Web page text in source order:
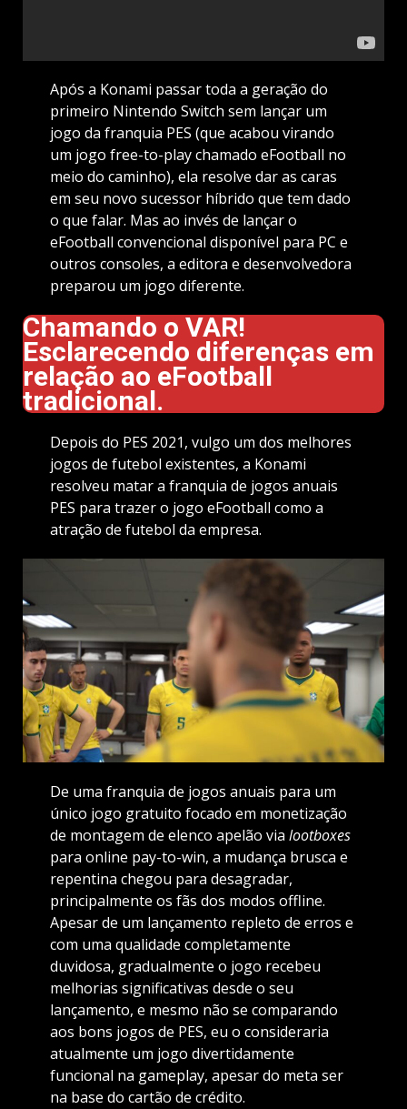
Após a Konami passar toda a geração do
primeiro Nintendo Switch sem lançar um
jogo da franquia PES (que acabou virando
um jogo free-to-play chamado eFootball no
meio do caminho), ela resolve dar as caras
em seu novo sucessor híbrido que tem dado
o que falar. Mas ao invés de lançar o
eFootball convencional disponível para PC e
outros consoles, a editora e desenvolvedora
preparou um jogo diferente.
Chamando o VAR!
Esclarecendo diferenças em
relação ao eFootball
tradicional.
Depois do PES 2021, vulgo um dos melhores
jogos de futebol existentes, a Konami
resolveu matar a franquia de jogos anuais
PES para trazer o jogo eFootball como a
atração de futebol da empresa.
De uma franquia de jogos anuais para um
único jogo gratuito focado em monetização
de montagem de elenco apelão via lootboxes
para online pay-to-win, a mudança brusca e
repentina chegou para desagradar,
principalmente os fãs dos modos offline.
Apesar de um lançamento repleto de erros e
com uma qualidade completamente
duvidosa, gradualmente o jogo recebeu
melhorias significativas desde o seu
lançamento, e mesmo não se comparando
aos bons jogos de PES, eu o consideraria
atualmente um jogo divertidamente
funcional na gameplay, apesar do meta ser
na base do cartão de crédito.